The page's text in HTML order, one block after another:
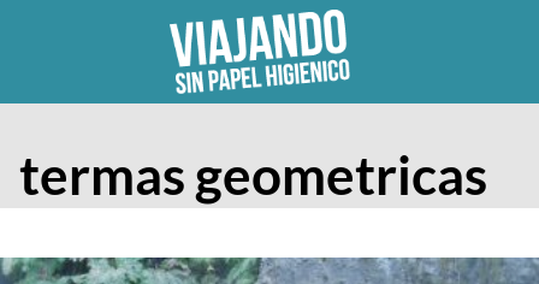
termas geometricas